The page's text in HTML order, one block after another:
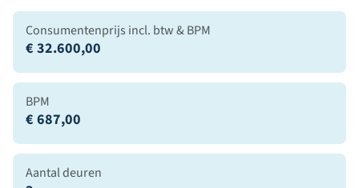
Consumentenprijs incl. btw & BPM
€ 32.600,00
BPM
€ 687,00
Aantal deuren